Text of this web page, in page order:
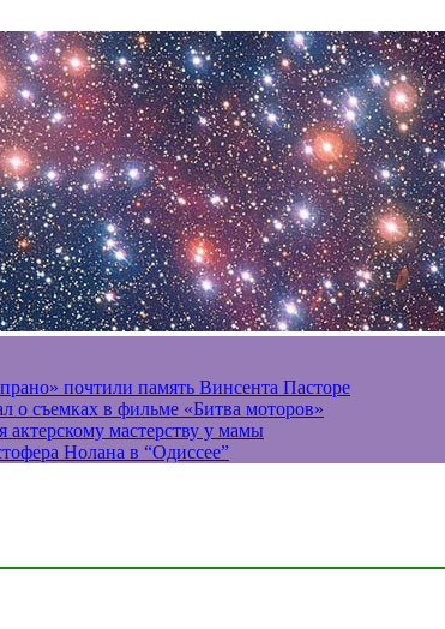
почтили память Винсента Пасторе
о съемках в фильме «Битва моторов»
актерскому мастерству у мамы
Нолана в “Одиссее”